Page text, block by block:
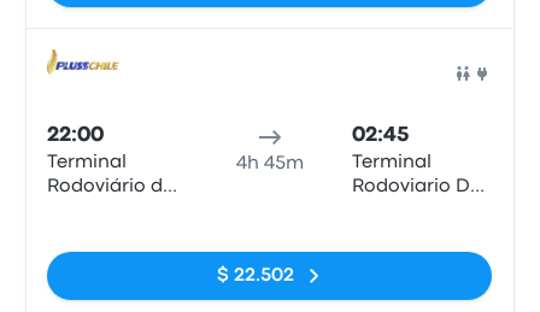
22:00
Terminal
Rodoviário de
4h 45m
02:45
Terminal
Rodoviario De
$ 22.502